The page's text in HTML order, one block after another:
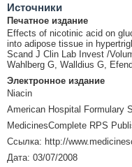
Источники
Печатное издание
Effects of nicotinic acid on
into adipose tissue in
Scand J Clin Lab Invest /
Wahlberg G, Walldius G,
Электронное издание
Niacin
American Hospital Formulary
MedicinesComplete RPS
Ссылка: http://
Дата: 03/07/2008